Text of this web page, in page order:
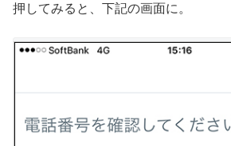
押してみると、下記の画面に。